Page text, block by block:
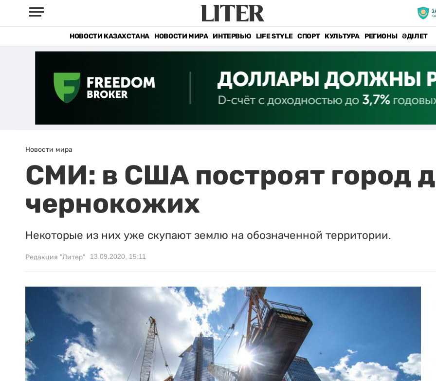
НОВОСТИ КАЗАХСТАНА НОВОСТИ МИРА ИНТЕРВЬЮ LIFE STYLE СПОРТ КУЛЬТУРА РЕГИОНЫ ӘДІЛЕТ
Новости мира
СМИ: в США построят город
чернокожих
Некоторые из них уже скупают землю на обозначенной территории.
Редакция "Литер" 13.09.2020, 15:11